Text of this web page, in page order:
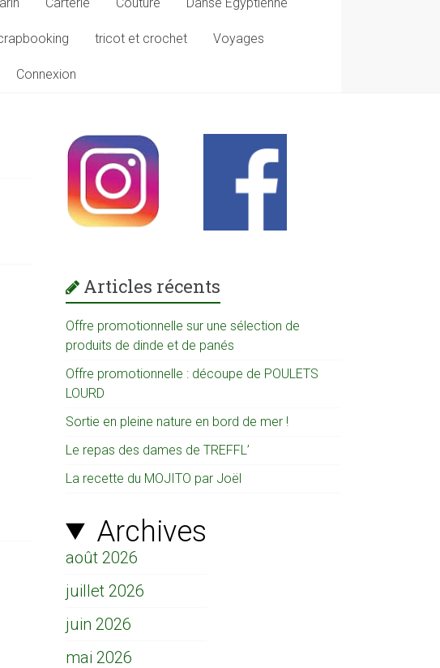
tricot et crochet Voyages
Connexion
Articles récents
Offre promotionnelle sur une sélection de
produits de dinde et de panés
Offre promotionnelle : découpe de POULETS
LOURD
Sortie en pleine nature en bord de mer !
Le repas des dames de TREFFL’
La recette du MOJITO par Joël
Archives
août 2026
juillet 2026
juin 2026
mai 2026